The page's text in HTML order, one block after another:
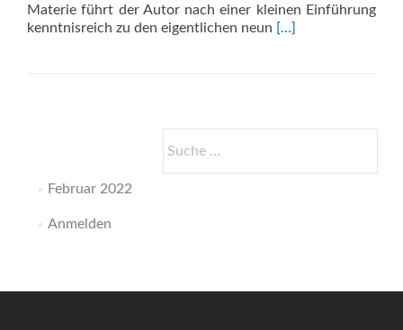
Materie führt der Autor nach einer kleinen Einführung
kenntnisreich zu den eigentlichen neun Read
[…]
nach:
Februar 2022
Anmelden